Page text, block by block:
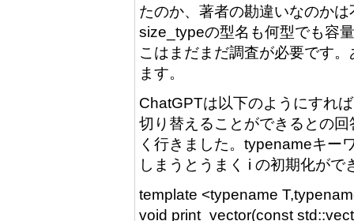
たのか、著者の勘違いなのか
size_typeの型名も何型でも容
こはまだまだ調査が必要です
ます。
ChatGPTは以下のようにすれ
切り替えることができるとの
く行きました。typenameキー
しまうとうまく i の初期化がで
template <typename
void print_vector(const